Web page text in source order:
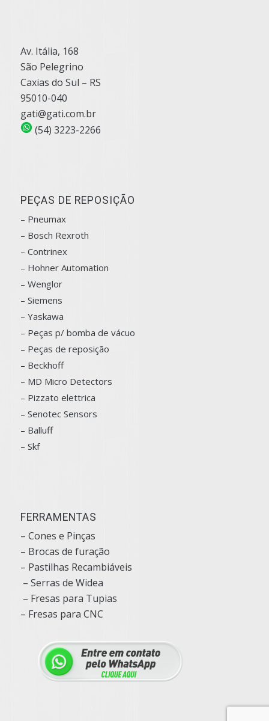
Av. Itália, 168
São Pelegrino
Caxias do Sul – RS
95010-040
gati@gati.com.br
(54) 3223-2266
PEÇAS DE REPOSIÇÃO
– Pneumax
– Bosch Rexroth
– Contrinex
– Hohner Automation
– Wenglor
– Siemens
– Yaskawa
– Peças p/ bomba de vácuo
– Peças de reposição
– Beckhoff
– MD Micro Detectors
– Pizzato elettrica
– Senotec Sensors
– Balluff
– Skf
FERRAMENTAS
– Cones e Pinças
– Brocas de furação
– Pastilhas Recambiáveis
– Serras de Widea
– Fresas para Tupias
– Fresas para CNC